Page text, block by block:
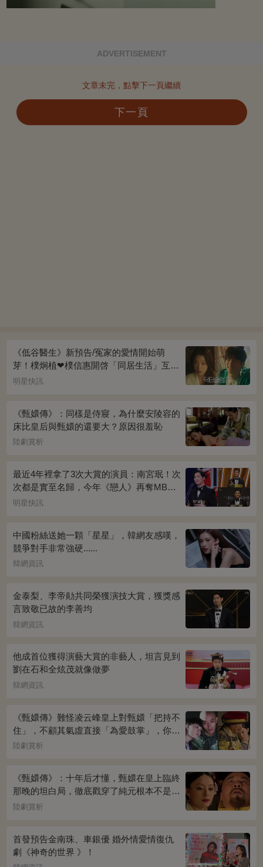
ADVERTISEMENT
文章未完，點擊下一頁繼續
下一頁
《低谷醫生》新預告/冤家的愛情開始萌
芽！樸炯植❤樸信惠開啓「同居生活」互相
共鳴、安慰~
明星快訊
《甄嬛傳》：同樣是侍寢，為什麼安陵容的
床比皇后與甄嬛的還要大？原因很羞恥
陸劇賞析
最近4年裡拿了3次大賞的演員：南宮珉！次
次都是實至名歸，今年《戀人》再奪MBC
演技大賞
明星快訊
中國粉絲送她一顆「星星」，韓網友感嘆，
競爭對手非常強硬......
韓網資訊
金泰梨、李帝勛共同榮獲演技大賞，獲獎感
言致敬已故的李善均
韓網資訊
他成首位獲得演藝大賞的非藝人，坦言見到
劉在石和全炫茂就像做夢
韓網資訊
《甄嬛傳》難怪凌云峰皇上對甄嬛「把持不
住」，不顧其氣虛直接「為愛鼓掌」，你看
桌上放的啥？簡直一目了然
陸劇賞析
《甄嬛傳》：十年后才懂，甄嬛在皇上臨終
那晚的坦白局，徹底戳穿了純元根本不是被
宜修害死的真相！
陸劇賞析
首發預告金南珠、車銀優 婚外情愛情復仇
劇《神奇的世界 》！